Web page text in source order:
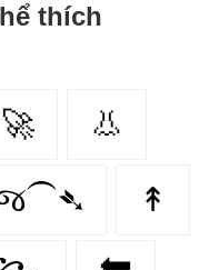
thích
🚀 👃
↟